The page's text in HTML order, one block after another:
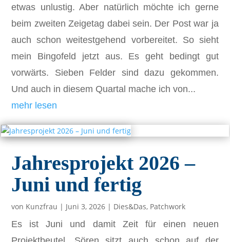
etwas unlustig. Aber natürlich möchte ich gerne
beim zweiten Zeigetag dabei sein. Der Post war ja
auch schon weitestgehend vorbereitet. So sieht
mein Bingofeld jetzt aus. Es geht bedingt gut
vorwärts. Sieben Felder sind dazu gekommen.
Und auch in diesem Quartal mache ich von...
mehr lesen
Jahresprojekt 2026 –
Juni und fertig
von Kunzfrau | Juni 3, 2026 | Dies&Das, Patchwork
Es ist Juni und damit Zeit für einen neuen